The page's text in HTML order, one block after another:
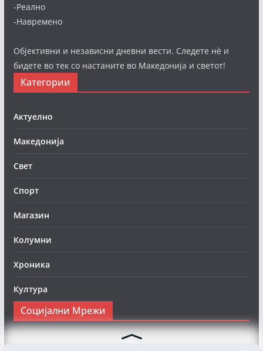
-Реално
-Навремено
Објективни и независни дневни вести. Следете нè и
бидете во тек со настаните во Македонија и светот!
Категории
Актуелно
Македонија
Свет
Спорт
Магазин
Колумни
Хроника
Култура
Социјални Мрежи